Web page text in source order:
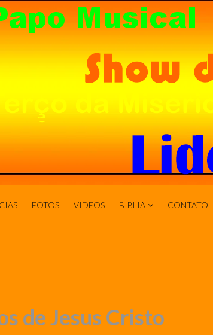
FOTOS VIDEOS BIBLIA CONTATO
de Jesus Cristo